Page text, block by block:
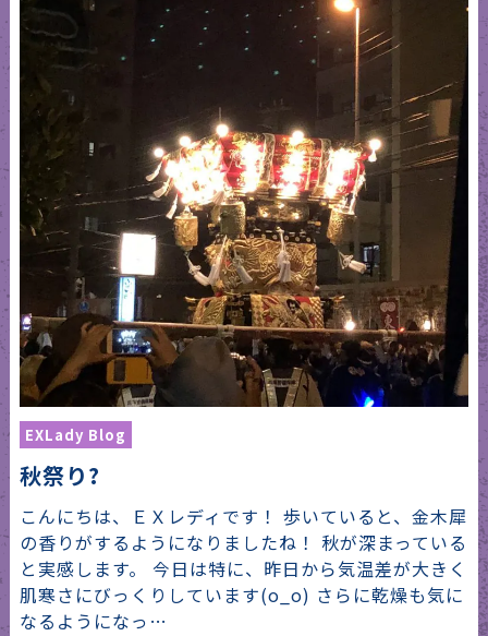
EXLady Blog
秋祭り?
こんにちは、ＥＸレディです！ 歩いていると、金木犀
の香りがするようになりましたね！ 秋が深まっている
と実感します。 今日は特に、昨日から気温差が大きく
肌寒さにびっくりしています(o_o) さらに乾燥も気に
なるようになっ…